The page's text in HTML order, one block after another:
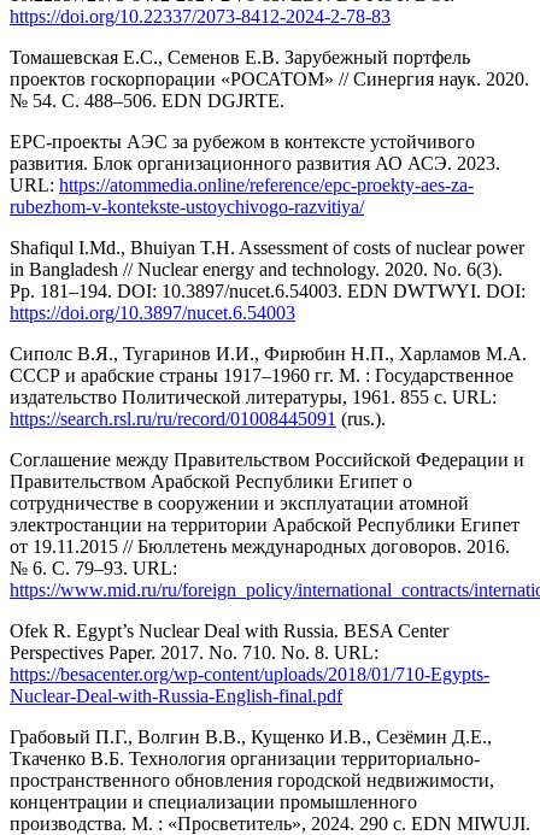
https://doi.org/10.22337/2073-8412-2024-2-78-83
Томашевская Е.С., Семенов Е.В. Зарубежный портфель
проектов госкорпорации «РОСАТОМ» // Синергия наук. 2020.
№ 54. С. 488–506. EDN DGJRTE.
EPC-проекты АЭС за рубежом в контексте устойчивого
развития. Блок организационного развития АО АСЭ. 2023.
URL: https://atommedia.online/reference/epc-proekty-aes-za-
rubezhom-v-kontekste-ustoychivogo-razvitiya/
Shafiqul I.Md., Bhuiyan T.H. Assessment of costs of nuclear power
in Bangladesh // Nuclear energy and technology. 2020. No. 6(3).
Pp. 181–194. DOI: 10.3897/nucet.6.54003. EDN DWTWYI. DOI:
https://doi.org/10.3897/nucet.6.54003
Сиполс В.Я., Тугаринов И.И., Фирюбин Н.П., Харламов М.А.
СССР и арабские страны 1917–1960 гг. М. : Государственное
издательство Политической литературы, 1961. 855 с. URL:
https://search.rsl.ru/ru/record/01008445091 (rus.).
Соглашение между Правительством Российской Федерации и
Правительством Арабской Республики Египет о
сотрудничестве в сооружении и эксплуатации атомной
электростанции на территории Арабской Республики Египет
от 19.11.2015 // Бюллетень международных договоров. 2016.
№ 6. С. 79–93. URL:
https://www.mid.ru/ru/foreign_policy/international_contracts/
Ofek R. Egypt’s Nuclear Deal with Russia. BESA Center
Perspectives Paper. 2017. No. 710. No. 8. URL:
https://besacenter.org/wp-content/uploads/2018/01/710-Egypts-
Nuclear-Deal-with-Russia-English-final.pdf
Грабовый П.Г., Волгин В.В., Кущенко И.В., Сезёмин Д.Е.,
Ткаченко В.Б. Технология организации территориально-
пространственного обновления городской недвижимости,
концентрации и специализации промышленного
производства. М. : «Просветитель», 2024. 290 с. EDN MIWUJI.